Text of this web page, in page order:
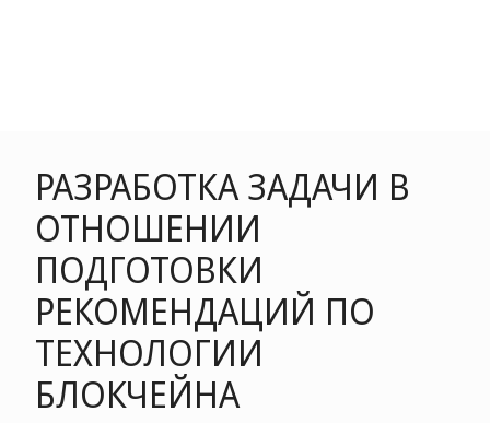
РАЗРАБОТКА ЗАДАЧИ В
ОТНОШЕНИИ
ПОДГОТОВКИ
РЕКОМЕНДАЦИЙ ПО
ТЕХНОЛОГИИ
БЛОКЧЕЙНА